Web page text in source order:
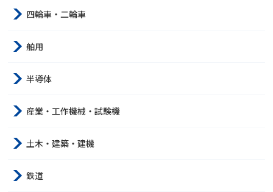
四輪車・二輪車
舶用
半導体
産業・工作機械・試験機
土木・建築・建機
鉄道